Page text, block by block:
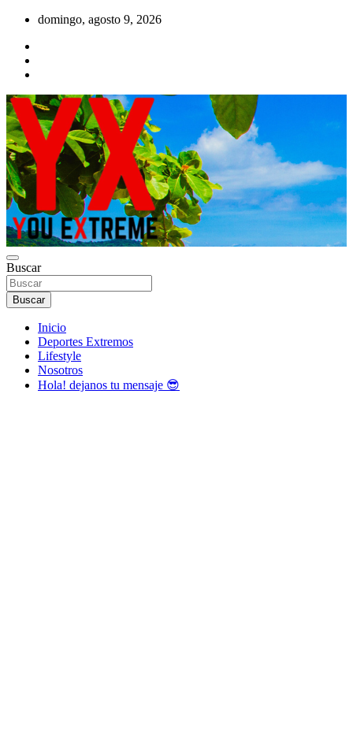
Saltar
contenido
domingo, agosto 9, 2026
YOU EXTREME
YX Deportes Extremos Lifestyle
Buscar
Buscar
Inicio
Deportes Extremos
Lifestyle
Nosotros
Hola! dejanos tu mensaje 😎